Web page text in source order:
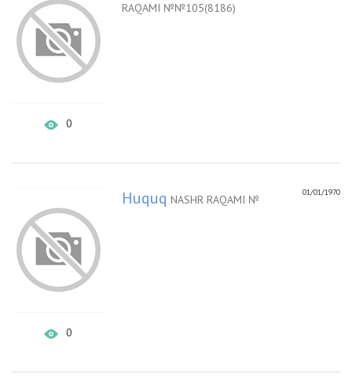
0
RAQAMI №№105(8186)
0
01/01/1970
Huquq NASHR RAQAMI №